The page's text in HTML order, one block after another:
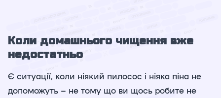
Коли домашнього чищення вже
недостатньо
Є ситуації, коли ніякий пилосос і ніяка піна не
допоможуть – не тому що ви щось робите не